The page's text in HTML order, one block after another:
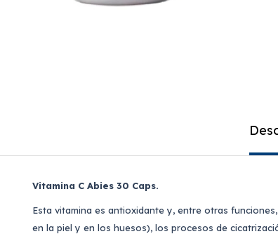
Vitamina C Abies 30 Caps.
Esta vitamina es antioxidante y, entre otras
en la piel y en los huesos), los procesos de